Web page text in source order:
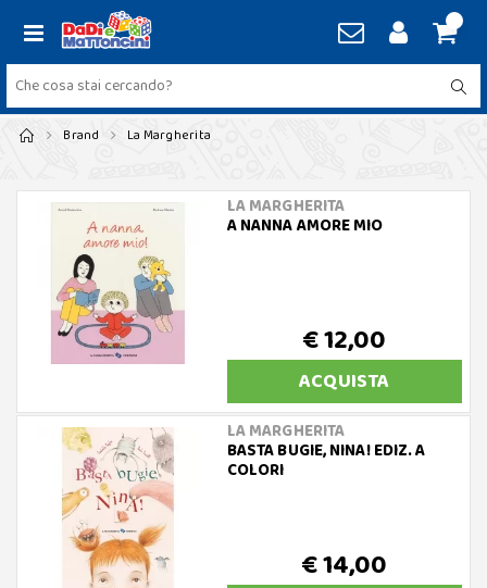
Brand La Margherita
LA MARGHERITA
A NANNA AMORE MIO
€ 12,00
ACQUISTA
LA MARGHERITA
BASTA BUGIE, NINA! EDIZ. A
COLORI
€ 14,00